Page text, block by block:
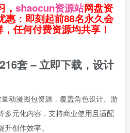
shaocun资源站网盘资
惠：即刻起前88名永久会
任何付费资源均共享！
套 – 立即下载，设计
动漫图包资源，覆盖角色设计、游
多元化内容，支持商业使用且适配
创作效率。